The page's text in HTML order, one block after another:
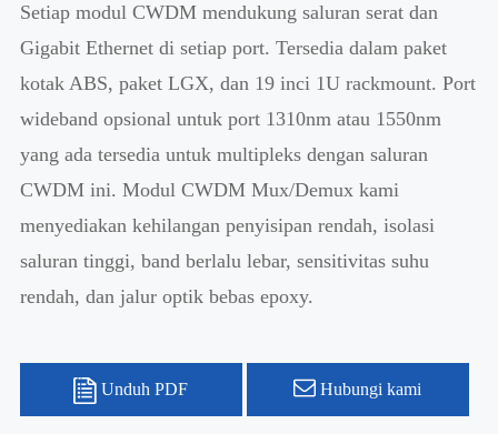
Setiap modul CWDM mendukung saluran serat dan
Gigabit Ethernet di setiap port. Tersedia dalam paket
kotak ABS, paket LGX, dan 19 inci 1U rackmount. Port
wideband opsional untuk port 1310nm atau 1550nm
yang ada tersedia untuk multipleks dengan saluran
CWDM ini. Modul CWDM Mux/Demux kami
menyediakan kehilangan penyisipan rendah, isolasi
saluran tinggi, band berlalu lebar, sensitivitas suhu
rendah, dan jalur optik bebas epoxy.
Unduh PDF Hubungi kami